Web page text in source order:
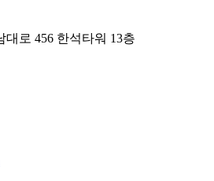
로 456 한석타워 13층